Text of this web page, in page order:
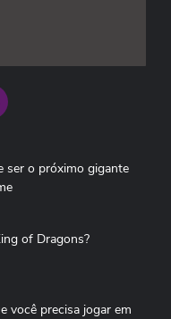
ser o próximo gigante
of Dragons?
você precisa jogar em